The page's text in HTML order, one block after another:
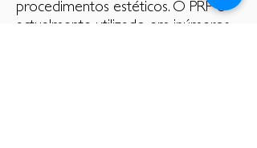
procedimentos estéticos. O PRP é
actualmente utilizado em inúmeros